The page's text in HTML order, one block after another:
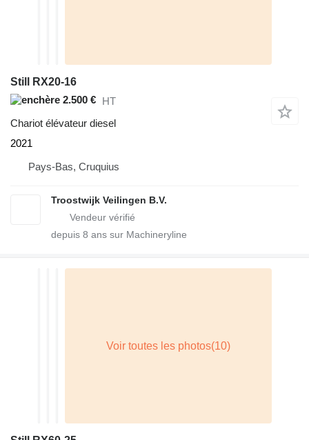
Still RX20-16
2.500 € HT
Chariot élévateur diesel
2021
Pays-Bas, Cruquius
Troostwijk Veilingen B.V.
depuis 8 ans sur Machineryline